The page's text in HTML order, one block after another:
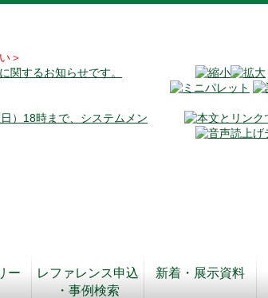
＞
関するお知らせです。
）18時まで、システムメン
ー
レファレンス申込
・事例検索
新着・展示資料